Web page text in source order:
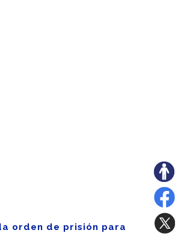
orden de prisión para